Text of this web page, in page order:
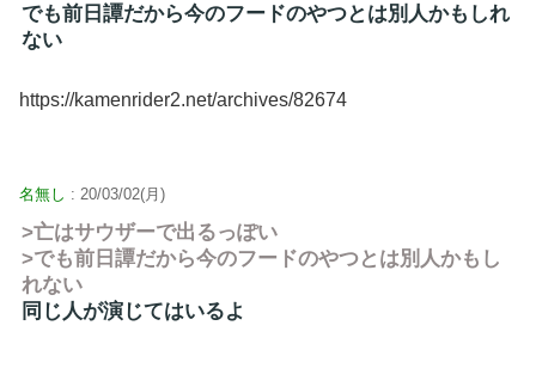
でも前日譚だから今のフードのやつとは別人かもしれ
ない
https://kamenrider2.net/archives/82674
名無し : 20/03/02(月)
>亡はサウザーで出るっぽい
>でも前日譚だから今のフードのやつとは別人かもし
れない
同じ人が演じてはいるよ